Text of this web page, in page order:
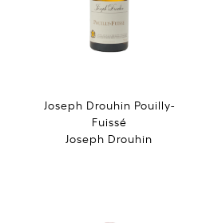
Joseph Drouhin Pouilly-
Fuissé
Joseph Drouhin